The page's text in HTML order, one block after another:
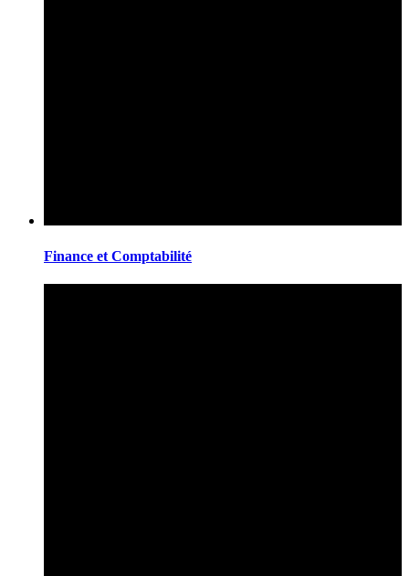
Finance et Comptabilité